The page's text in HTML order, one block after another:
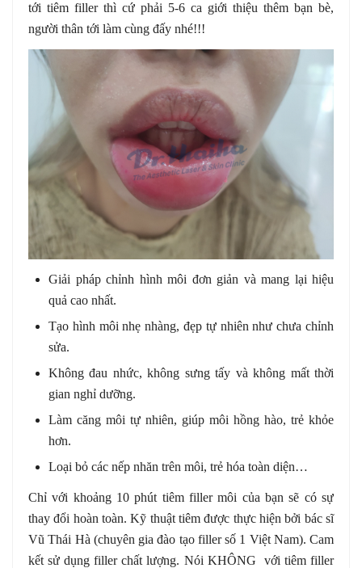
tới tiêm filler thì cứ phải 5-6 ca giới thiệu thêm bạn bè,
người thân tới làm cùng đấy nhé!!!
Giải pháp chỉnh hình môi đơn giản và mang lại hiệu
quả cao nhất.
Tạo hình môi nhẹ nhàng, đẹp tự nhiên như chưa chỉnh
sửa.
Không đau nhức, không sưng tấy và không mất thời
gian nghỉ dưỡng.
Làm căng môi tự nhiên, giúp môi hồng hào, trẻ khỏe
hơn.
Loại bỏ các nếp nhăn trên môi, trẻ hóa toàn diện…
Chỉ với khoảng 10 phút tiêm filler môi của bạn sẽ có sự
thay đổi hoàn toàn. Kỹ thuật tiêm được thực hiện bởi bác sĩ
Vũ Thái Hà (chuyên gia đào tạo filler số 1 Việt Nam). Cam
kết sử dụng filler chất lượng. Nói KHÔNG với tiêm filler